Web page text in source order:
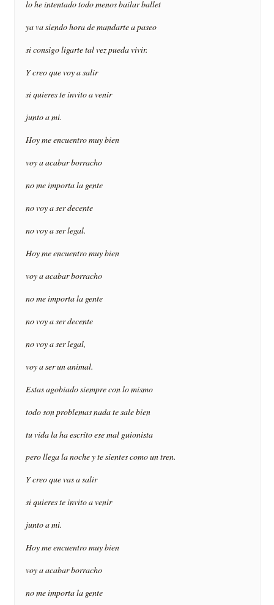
lo he intentado todo menos bailar ballet
ya va siendo hora de mandarte a paseo
si consigo ligarte tal vez pueda vivir.
Y creo que voy a salir
si quieres te invito a venir
junto a mi.
Hoy me encuentro muy bien
voy a acabar borracho
no me importa la gente
no voy a ser decente
no voy a ser legal.
Hoy me encuentro muy bien
voy a acabar borracho
no me importa la gente
no voy a ser decente
no voy a ser legal,
voy a ser un animal.
Estas agobiado siempre con lo mismo
todo son problemas nada te sale bien
tu vida la ha escrito ese mal guionista
pero llega la noche y te sientes como un tren.
Y creo que vas a salir
si quieres te invito a venir
junto a mi.
Hoy me encuentro muy bien
voy a acabar borracho
no me importa la gente